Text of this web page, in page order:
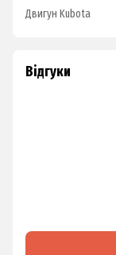
Двигун Kubota
Відгуки